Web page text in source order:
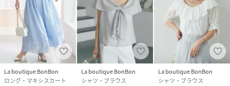
洗濯方法：手洗い
透け感：あり
光沢：なし
裏地：なし
生地の厚さ：薄手
伸縮性：ややあり
La boutique BonBon
ロング・マキシスカート
La boutique BonBon
シャツ・ブラウス
La boutique BonBon
シャツ・ブラウス